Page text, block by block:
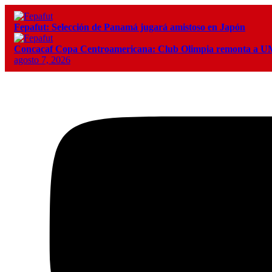
Fepafut: Selección de Panamá jugará amistoso en Japón
Concacaf Copa Centroamericana: Club Olimpia remonta a
agosto 7, 2026